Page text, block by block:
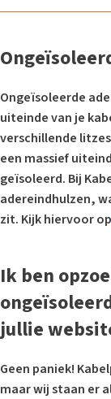
Ongeïsoleerde
uiteinde van je
verschillende
een massief
geïsoleerd. Bij
adereindhulzen,
zit. Kijk hiervoor op
Ik ben
jullie
Geen paniek!
maar wij staan er